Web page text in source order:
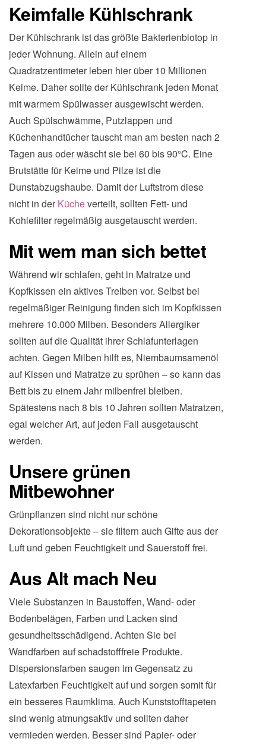
Keimfalle Kühlschrank
Der Kühlschrank ist das größte Bakterienbiotop in
jeder Wohnung. Allein auf einem
Quadratzentimeter leben hier über 10 Millionen
Keime. Daher sollte der Kühlschrank jeden Monat
mit warmem Spülwasser ausgewischt werden.
Auch Spülschwämme, Putzlappen und
Küchenhandtücher tauscht man am besten nach 2
Tagen aus oder wäscht sie bei 60 bis 90°C. Eine
Brutstätte für Keime und Pilze ist die
Dunstabzugshaube. Damit der Luftstrom diese
nicht in der Kücheverteilt, sollten Fett- und
Kohlefilter regelmäßig ausgetauscht werden.
Mit wem man sich bettet
Während wir schlafen, geht in Matratze und
Kopfkissen ein aktives Treiben vor. Selbst bei
regelmäßiger Reinigung finden sich im Kopfkissen
mehrere 10.000 Milben. Besonders Allergiker
sollten auf die Qualität ihrer Schlafunterlagen
achten. Gegen Milben hilft es, Niembaumsamenöl
auf Kissen und Matratze zu sprühen – so kann das
Bett bis zu einem Jahr milbenfrei bleiben.
Spätestens nach 8 bis 10 Jahren sollten Matratzen,
egal welcher Art, auf jeden Fall ausgetauscht
werden.
Unsere grünen
Mitbewohner
Grünpflanzen sind nicht nur schöne
Dekorationsobjekte – sie filtern auch Gifte aus der
Luft und geben Feuchtigkeit und Sauerstoff frei.
Aus Alt mach Neu
Viele Substanzen in Baustoffen, Wand- oder
Bodenbelägen, Farben und Lacken sind
gesundheitsschädigend. Achten Sie bei
Wandfarben auf schadstofffreie Produkte.
Dispersionsfarben saugen im Gegensatz zu
Latexfarben Feuchtigkeit auf und sorgen somit für
ein besseres Raumklima. Auch Kunststofftapeten
sind wenig atmungsaktiv und sollten daher
vermieden werden. Besser sind Papier- oder